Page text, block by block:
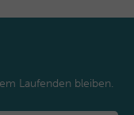
Laufenden bleiben.